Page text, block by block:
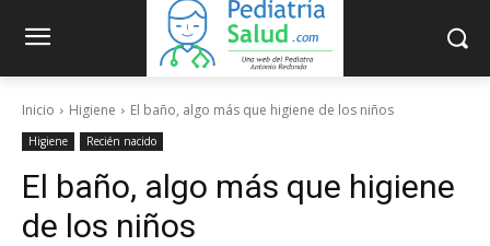
Inicio Higiene El baño, algo más que higiene de los niños
Higiene Recién nacido
El baño, algo más que higiene
de los niños